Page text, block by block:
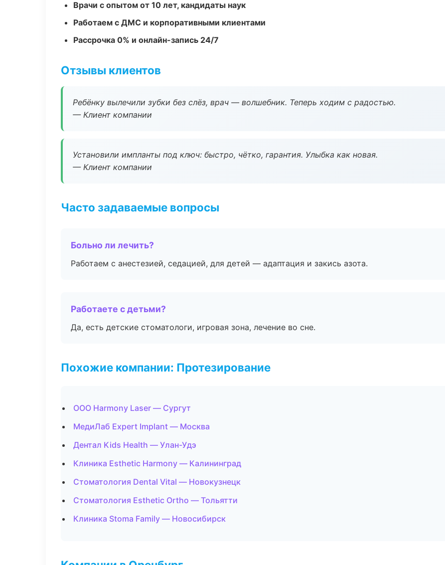
Врачи с опытом от 10 лет, кандидаты наук
Работаем с ДМС и корпоративными клиентами
Рассрочка 0% и онлайн-запись 24/7
Отзывы клиентов
Ребёнку вылечили зубки без слёз, врач — волшебник. Теперь ходим с радостью.
— Клиент компании
Установили импланты под ключ: быстро, чётко, гарантия. Улыбка как новая.
— Клиент компании
Часто задаваемые вопросы
Больно ли лечить?
Работаем с анестезией, седацией, для детей — адаптация и закись азота.
Работаете с детьми?
Да, есть детские стоматологи, игровая зона, лечение во сне.
Похожие компании: Протезирование
ООО Harmony Laser — Сургут
МедиЛаб Expert Implant — Москва
Дентал Kids Health — Улан-Удэ
Клиника Esthetic Harmony — Калининград
Стоматология Dental Vital — Новокузнецк
Стоматология Esthetic Ortho — Тольятти
Клиника Stoma Family — Новосибирск